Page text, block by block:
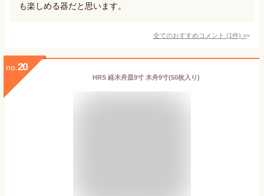
も楽しめる器だと思います。
全てのおすすめコメント (1件) >
no. 20
HRS 経木舟皿9寸 木舟9寸(50枚入り)